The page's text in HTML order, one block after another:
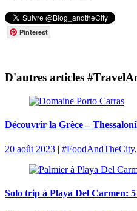
Pinterest
D'autres articles
Découvrir la Grèce –
20 août 2023 | #FoodAndTheCity,
Solo trip à Playa Del Carmen: